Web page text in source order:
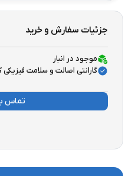
جزئیات سفارش و خرید
موجود در انبار
گارانتی اصالت و سلامت فیزیکی
تماس